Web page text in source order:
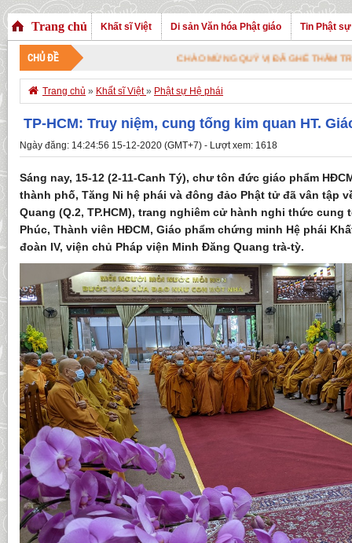
Trang chủ Khất sĩ Việt Di sản Văn hóa Phật giáo Tin Phật sự
CHỦ ĐỀ CHÀO MỪNG QUÝ VỊ ĐÃ GHÉ THĂM TRANG NHÀ.
 Trang chủ » Khất sĩ Việt» Phật sự Hệ phái
TP-HCM: Truy niệm, cung tống kim quan HT.
Ngày đăng: 14:24:56 15-12-2020 (GMT+7) - Lượt xem: 1618
Sáng nay, 15-12 (2-11-Canh Tý), chư tôn đức giáo phẩm
thành phố, Tăng Ni hệ phái và đông đảo Phật tử đã vân tập
Quang (Q.2, TP.HCM), trang nghiêm cử hành nghi thức cung
Phúc, Thành viên HĐCM, Giáo phẩm chứng minh Hệ phái
đoàn IV, viện chủ Pháp viện Minh Đăng Quang trà-tỳ.